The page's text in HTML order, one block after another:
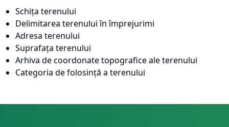
Schița terenului
Delimitarea terenului în împrejurimi
Adresa terenului
Suprafața terenului
Arhiva de coordonate topografice ale terenului
Categoria de folosință a terenului